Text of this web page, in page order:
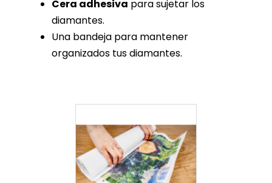
Cera adhesiva para sujetar los
diamantes.
Una bandeja para mantener
organizados tus diamantes.